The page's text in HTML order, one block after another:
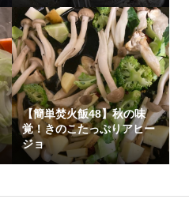
【簡単焚火飯48】秋の味
覚！きのこたっぷりアヒー
ジョ